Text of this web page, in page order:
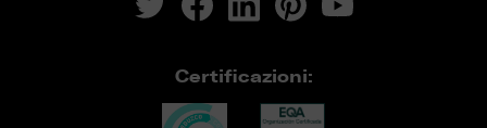
Certificazioni: